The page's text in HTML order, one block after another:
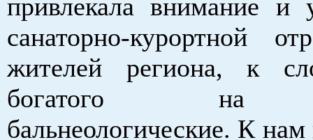
привлекала внимание и
санаторно-курортной
жителей региона, к
богатого на
бальнеологические. К